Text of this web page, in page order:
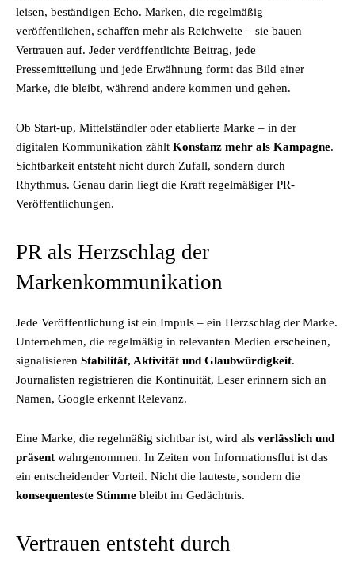
leisen, beständigen Echo. Marken, die regelmäßig
veröffentlichen, schaffen mehr als Reichweite – sie bauen
Vertrauen auf. Jeder veröffentlichte Beitrag, jede
Pressemitteilung und jede Erwähnung formt das Bild einer
Marke, die bleibt, während andere kommen und gehen.
Ob Start-up, Mittelständler oder etablierte Marke – in der
digitalen Kommunikation zählt Konstanz mehr als Kampagne.
Sichtbarkeit entsteht nicht durch Zufall, sondern durch
Rhythmus. Genau darin liegt die Kraft regelmäßiger PR-
Veröffentlichungen.
PR als Herzschlag der
Markenkommunikation
Jede Veröffentlichung ist ein Impuls – ein Herzschlag der Marke.
Unternehmen, die regelmäßig in relevanten Medien erscheinen,
signalisieren Stabilität, Aktivität und Glaubwürdigkeit.
Journalisten registrieren die Kontinuität, Leser erinnern sich an
Namen, Google erkennt Relevanz.
Eine Marke, die regelmäßig sichtbar ist, wird als verlässlich und
präsent wahrgenommen. In Zeiten von Informationsflut ist das
ein entscheidender Vorteil. Nicht die lauteste, sondern die
konsequenteste Stimme bleibt im Gedächtnis.
Vertrauen entsteht durch